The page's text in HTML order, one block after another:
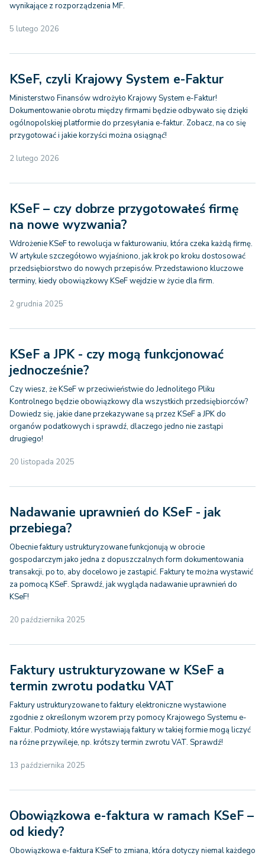
wynikające z rozporządzenia MF.
5 lutego 2026
KSeF, czyli Krajowy System e-Faktur
Ministerstwo Finansów wdrożyło Krajowy System e-Faktur!
Dokumentowanie obrotu między firmami będzie odbywało się dzięki
ogólnopolskiej platformie do przesyłania e-faktur. Zobacz, na co się
przygotować i jakie korzyści można osiągnąć!
2 lutego 2026
KSeF – czy dobrze przygotowałeś firmę
na nowe wyzwania?
Wdrożenie KSeF to rewolucja w fakturowaniu, która czeka każdą firmę.
W artykule szczegółowo wyjaśniono, jak krok po kroku dostosować
przedsiębiorstwo do nowych przepisów. Przedstawiono kluczowe
terminy, kiedy obowiązkowy KSeF wejdzie w życie dla firm.
2 grudnia 2025
KSeF a JPK - czy mogą funkcjonować
jednocześnie?
Czy wiesz, że KSeF w przeciwieństwie do Jednolitego Pliku
Kontrolnego będzie obowiązkowy dla wszystkich przedsiębiorców?
Dowiedz się, jakie dane przekazywane są przez KSeF a JPK do
organów podatkowych i sprawdź, dlaczego jedno nie zastąpi
drugiego!
20 listopada 2025
Nadawanie uprawnień do KSeF - jak
przebiega?
Obecnie faktury ustrukturyzowane funkcjonują w obrocie
gospodarczym jako jedna z dopuszczalnych form dokumentowania
transakcji, po to, aby docelowo je zastąpić. Faktury te można wystawić
za pomocą KSeF. Sprawdź, jak wygląda nadawanie uprawnień do
KSeF!
20 października 2025
Faktury ustrukturyzowane w KSeF a
termin zwrotu podatku VAT
Faktury ustrukturyzowane to faktury elektroniczne wystawione
zgodnie z określonym wzorem przy pomocy Krajowego Systemu e-
Faktur. Podmioty, które wystawiają faktury w takiej formie mogą liczyć
na różne przywileje, np. krótszy termin zwrotu VAT. Sprawdź!
13 października 2025
Obowiązkowa e-faktura w ramach KSeF –
od kiedy?
Obowiązkowa e-faktura KSeF to zmiana, która dotyczy niemal każdego